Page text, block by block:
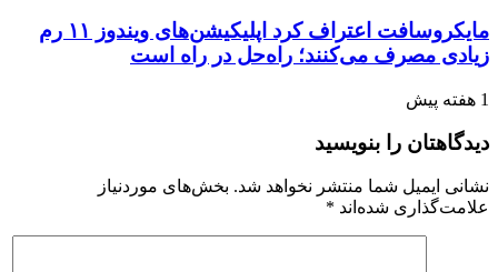
مایکروسافت اعتراف کرد اپلیکیشن‌های ویندوز ۱۱ رم
زیادی مصرف می‌کنند؛ راه‌حل در راه است
1 هفته پیش
دیدگاهتان را بنویسید
نشانی ایمیل شما منتشر نخواهد شد. بخش‌های موردنیاز
علامت‌گذاری شده‌اند *